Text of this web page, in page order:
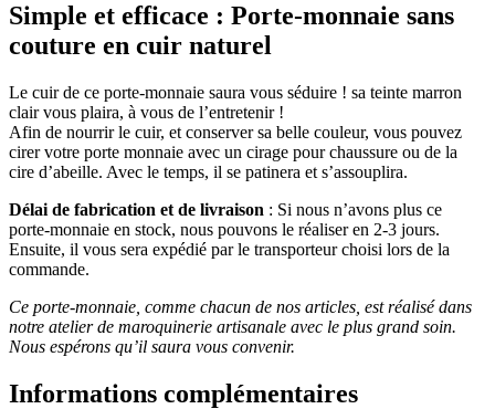
Simple et efficace : Porte-monnaie sans
couture en cuir naturel
Le cuir de ce porte-monnaie saura vous séduire ! sa teinte marron
clair vous plaira, à vous de l’entretenir !
Afin de nourrir le cuir, et conserver sa belle couleur, vous pouvez
cirer votre porte monnaie avec un cirage pour chaussure ou de la
cire d’abeille. Avec le temps, il se patinera et s’assouplira.
Délai de fabrication et de livraison : Si nous n’avons plus ce
porte-monnaie en stock, nous pouvons le réaliser en 2-3 jours.
Ensuite, il vous sera expédié par le transporteur choisi lors de la
commande.
Ce porte-monnaie, comme chacun de nos articles, est réalisé dans
notre atelier de maroquinerie artisanale avec le plus grand soin.
Nous espérons qu’il saura vous convenir.
Informations complémentaires